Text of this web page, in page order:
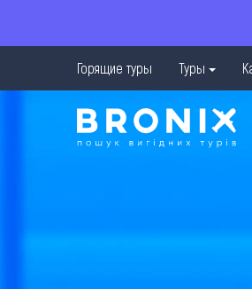
Горящие туры Туры